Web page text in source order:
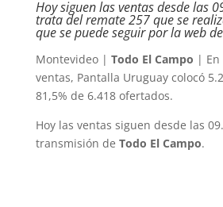
Hoy siguen las ventas desde las
trata del remate 257 que se
que se puede seguir por la web de
Montevideo | Todo El Campo |
ventas, Pantalla Uruguay colocó
81,5% de 6.418 ofertados.
Hoy las ventas siguen desde las
transmisión de Todo El Campo.